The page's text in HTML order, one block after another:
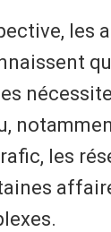
les
les